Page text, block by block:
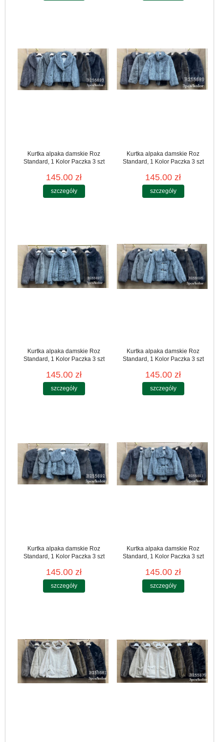
Kurtka alpaka damskie Roz
Standard, 1 Kolor Paczka 3 szt
145.00 zł
szczegóły
Kurtka alpaka damskie Roz
Standard, 1 Kolor Paczka 3 szt
145.00 zł
szczegóły
Kurtka alpaka damskie Roz
Standard, 1 Kolor Paczka 3 szt
145.00 zł
szczegóły
Kurtka alpaka damskie Roz
Standard, 1 Kolor Paczka 3 szt
145.00 zł
szczegóły
Kurtka alpaka damskie Roz
Standard, 1 Kolor Paczka 3 szt
145.00 zł
szczegóły
Kurtka alpaka damskie Roz
Standard, 1 Kolor Paczka 3 szt
145.00 zł
szczegóły